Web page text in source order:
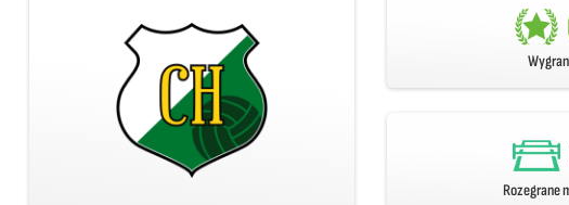
Rozegrane